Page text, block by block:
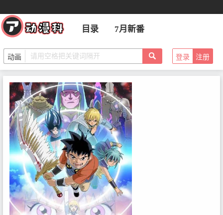
目录 7月新番
登录 注册